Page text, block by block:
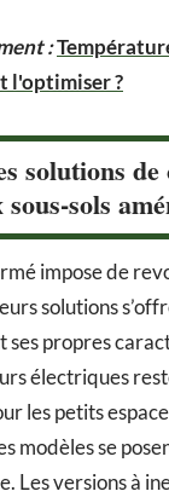
:
l'optimiser ?
solutions de
sols
impose de
solutions
ses propres
électriques
les petits
modèles se
Les versions à